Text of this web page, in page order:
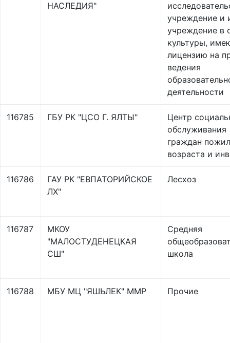
НАСЛЕДИЯ"
учреждение и
учреждение в
культуры,
лицензию на
ведения
деятельности
116785 ГБУ РК "ЦСО Г. ЯЛТЫ"
Центр
обслуживания
граждан
возраста и
116786
ГАУ РК "ЕВПАТОРИЙСКОЕ
ЛХ"
Лесхоз
116787
МКОУ
"МАЛОСТУДЕНЕЦКАЯ
СШ"
Средняя
школа
116788 МБУ МЦ "ЯШЬЛЕК" ММР Прочие